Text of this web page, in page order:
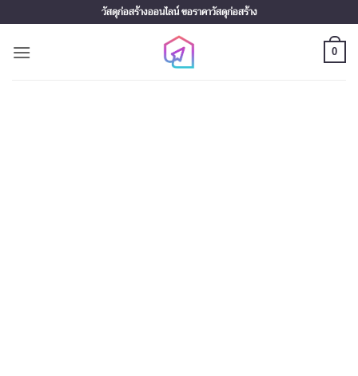
to
content
วัสดุก่อสร้างออนไลน์ ขอราคาวัสดุก่อสร้าง
0